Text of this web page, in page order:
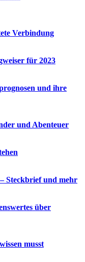
Verbindung
für 2023
und ihre
und Abenteuer
Steckbrief und mehr
über
musst